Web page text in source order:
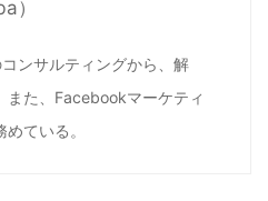
）
ンサルティングから、解
また、Facebookマーケティ
ている。